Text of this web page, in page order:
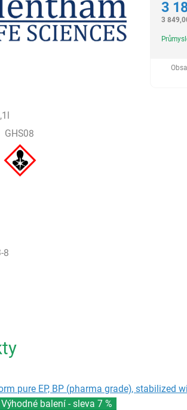
GHS08
8
3
3
pure EP, BP (pharma grade), stabilized
Výhodné balení - sleva 7 %